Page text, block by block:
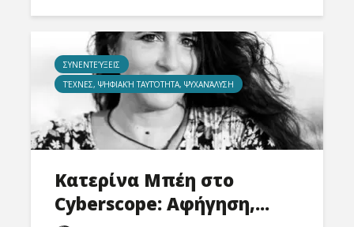
ΣΥΝΕΝΤΕΎΞΕΙΣ
ΤΈΧΝΕΣ, ΨΗΦΙΑΚΉ ΤΑΥΤΌΤΗΤΑ, ΨΥΧΑΝΆΛΥΣΗ
Κατερίνα Μπέη στο
Cyberscope: Αφήγηση,...